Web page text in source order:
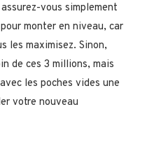
vous simplement
monter en niveau, car
les maximisez. Sinon,
de ces 3 millions, mais
les poches vides une
votre nouveau